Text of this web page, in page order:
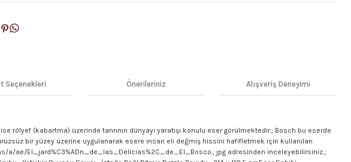
Seçenekleri Önerileriniz Alışveriş Deneyimi
rölyef (kabartma) üzerinde tanrının dünyayı yaratışı konulu eser görülmektedir.; Bosch bu eserde
bir yüzey üzerine uygulanarak esere insan eli değmiş hissini hafifletmek için kullanılan
a/ae/El_jard%C3%ADn_de_las_Delicias%2C_de_El_Bosco.; jpg adresinden inceleyebilirsiniz.;